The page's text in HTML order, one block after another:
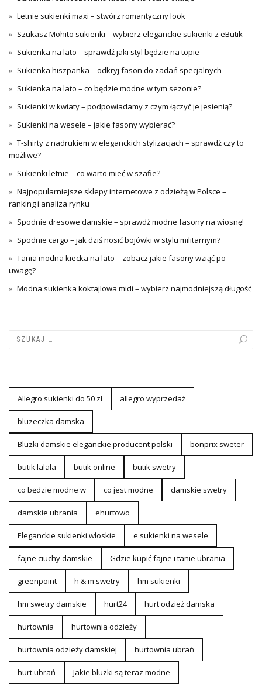
Letnie sukienki maxi – stwórz romantyczny look
Szukasz Mohito sukienki – wybierz eleganckie sukienki z eButik
Sukienka na lato – sprawdź jaki styl będzie na topie
Sukienka hiszpanka – odkryj fason do zadań specjalnych
Sukienka na lato – co będzie modne w tym sezonie?
Sukienki w kwiaty – podpowiadamy z czym łączyć je jesienią?
Sukienki na wesele – jakie fasony wybierać?
T-shirty z nadrukiem w eleganckich stylizacjach – sprawdź czy to
możliwe?
Sukienki letnie – co warto mieć w szafie?
Najpopularniejsze sklepy internetowe z odzieżą w Polsce –
ranking i analiza rynku
Spodnie dresowe damskie – sprawdź modne fasony na wiosnę!
Spodnie cargo – jak dziś nosić bojówki w stylu militarnym?
Tania modna kiecka na lato – zobacz jakie fasony wziąć po
uwagę?
Modna sukienka koktajlowa midi – wybierz najmodniejszą długość
Allegro sukienki do 50 zł allegro wyprzedaż
bluzeczka damska
Bluzki damskie eleganckie producent polski bonprix sweter
butik lalala butik online butik swetry
co będzie modne w co jest modne damskie swetry
damskie ubrania ehurtowo
Eleganckie sukienki włoskie e sukienki na wesele
fajne ciuchy damskie Gdzie kupić fajne i tanie ubrania
greenpoint h & m swetry hm sukienki
hm swetry damskie hurt24 hurt odzież damska
hurtownia hurtownia odzieży
hurtownia odzieży damskiej hurtownia ubrań
hurt ubrań Jakie bluzki są teraz modne